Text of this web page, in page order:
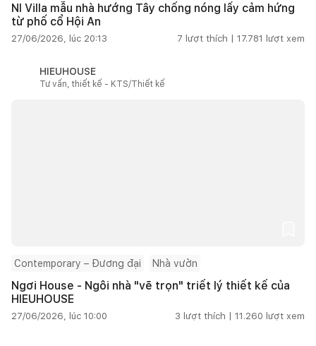
NI Villa mẫu nhà hướng Tây chống nóng lấy cảm hứng
từ phố cổ Hội An
27/06/2026, lúc 20:13 7 lượt thích | 17.781 lượt xem
HIEUHOUSE
Tư vấn, thiết kế - KTS/Thiết kế
Contemporary – Đương đại Nhà vườn
Ngơi House - Ngôi nhà "vẽ trọn" triết lý thiết kế của
HIEUHOUSE
27/06/2026, lúc 10:00 3 lượt thích | 11.260 lượt xem